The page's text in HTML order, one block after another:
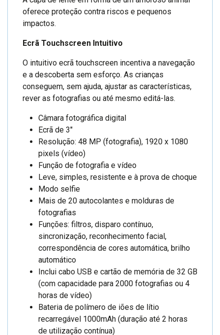
oferece proteção contra riscos e pequenos
impactos.
Ecrã Touchscreen Intuitivo
O intuitivo ecrã touchscreen incentiva a navegação
e a descoberta sem esforço. As crianças
conseguem, sem ajuda, ajustar as características,
rever as fotografias ou até mesmo editá-las.
Câmara fotográfica digital
Ecrã de 3″
Resolução: 48 MP (fotografia), 1920 x 1080
pixels (vídeo)
Função de fotografia e vídeo
Leve, simples, resistente e à prova de choque
Modo selfie
Mais de 20 autocolantes e molduras de
fotografias
Funções: filtros, disparo contínuo,
sincronização, reconhecimento facial,
correspondência de cores automática, brilho
automático
Inclui cabo USB e cartão de memória de 32 GB
(com capacidade para 2000 fotografias ou 4
horas de vídeo)
Bateria de polímero de iões de lítio
recarregável 1000mAh (duração até 2 horas
de utilização contínua)